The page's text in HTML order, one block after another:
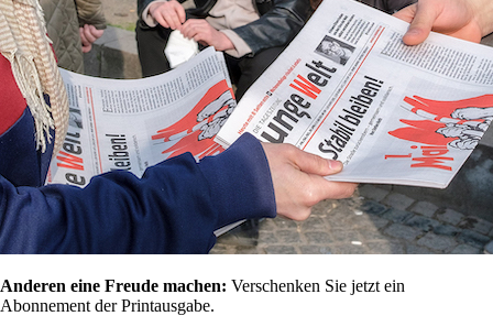
Anderen eine Freude machen: Verschenken Sie jetzt ein
Abonnement der Printausgabe.